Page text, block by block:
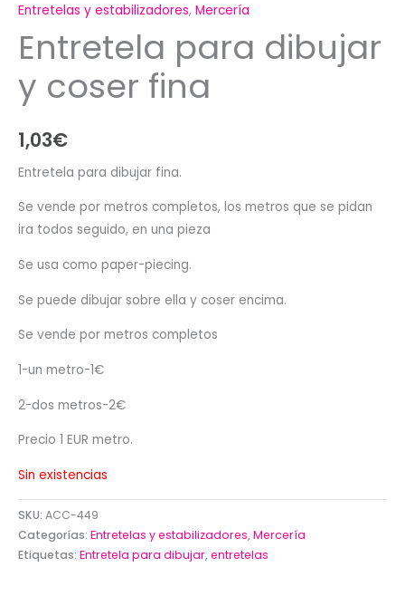
Entretelas y estabilizadores, Mercería
Entretela para dibujar
y coser fina
1,03€
Entretela para dibujar fina.
Se vende por metros completos, los metros que se pidan
ira todos seguido, en una pieza
Se usa como paper-piecing.
Se puede dibujar sobre ella y coser encima.
Se vende por metros completos
1-un metro-1€
2-dos metros-2€
Precio 1 EUR metro.
Sin existencias
SKU: ACC-449
Categorías: Entretelas y estabilizadores,Mercería
Etiquetas: Entretela para dibujar,entretelas